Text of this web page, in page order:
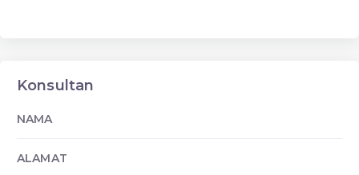
Konsultan
NAMA
ALAMAT